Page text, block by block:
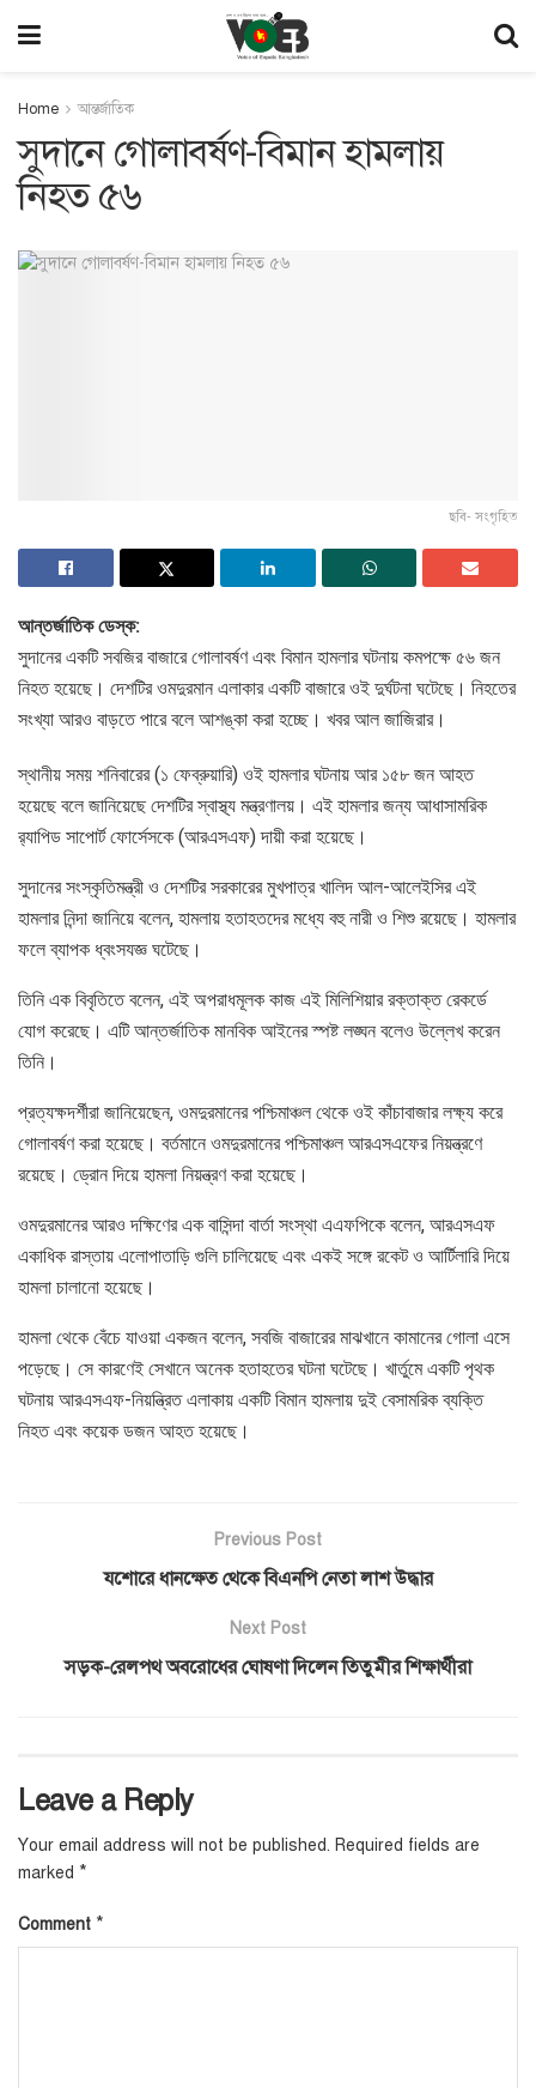
Home আন্তর্জাতিক
সুদানে গোলাবর্ষণ-বিমান হামলায়
নিহত ৫৬
ছবি- সংগৃহিত
আন্তর্জাতিক ডেস্ক:
সুদানের একটি সবজির বাজারে গোলাবর্ষণ এবং বিমান হামলার ঘটনায় কমপক্ষে ৫৬ জন
নিহত হয়েছে। দেশটির ওমদুরমান এলাকার একটি বাজারে ওই দুর্ঘটনা ঘটেছে। নিহতের
সংখ্যা আরও বাড়তে পারে বলে আশঙ্কা করা হচ্ছে। খবর আল জাজিরার।
স্থানীয় সময় শনিবারের (১ ফেব্রুয়ারি) ওই হামলার ঘটনায় আর ১৫৮ জন আহত
হয়েছে বলে জানিয়েছে দেশটির স্বাস্থ্য মন্ত্রণালয়। এই হামলার জন্য আধাসামরিক
র‌্যাপিড সাপোর্ট ফোর্সেসকে (আরএসএফ) দায়ী করা হয়েছে।
সুদানের সংস্কৃতিমন্ত্রী ও দেশটির সরকারের মুখপাত্র খালিদ আল-আলেইসির এই
হামলার নিন্দা জানিয়ে বলেন, হামলায় হতাহতদের মধ্যে বহু নারী ও শিশু রয়েছে। হামলার
ফলে ব্যাপক ধ্বংসযজ্ঞ ঘটেছে।
তিনি এক বিবৃতিতে বলেন, এই অপরাধমূলক কাজ এই মিলিশিয়ার রক্তাক্ত রেকর্ডে
যোগ করেছে। এটি আন্তর্জাতিক মানবিক আইনের স্পষ্ট লঙ্ঘন বলেও উল্লেখ করেন
তিনি।
প্রত্যক্ষদর্শীরা জানিয়েছেন, ওমদুরমানের পশ্চিমাঞ্চল থেকে ওই কাঁচাবাজার লক্ষ্য করে
গোলাবর্ষণ করা হয়েছে। বর্তমানে ওমদুরমানের পশ্চিমাঞ্চল আরএসএফের নিয়ন্ত্রণে
রয়েছে। ড্রোন দিয়ে হামলা নিয়ন্ত্রণ করা হয়েছে।
ওমদুরমানের আরও দক্ষিণের এক বাসিন্দা বার্তা সংস্থা এএফপিকে বলেন, আরএসএফ
একাধিক রাস্তায় এলোপাতাড়ি গুলি চালিয়েছে এবং একই সঙ্গে রকেট ও আর্টিলারি দিয়ে
হামলা চালানো হয়েছে।
হামলা থেকে বেঁচে যাওয়া একজন বলেন, সবজি বাজারের মাঝখানে কামানের গোলা এসে
পড়েছে। সে কারণেই সেখানে অনেক হতাহতের ঘটনা ঘটেছে। খার্তুমে একটি পৃথক
ঘটনায় আরএসএফ-নিয়ন্ত্রিত এলাকায় একটি বিমান হামলায় দুই বেসামরিক ব্যক্তি
নিহত এবং কয়েক ডজন আহত হয়েছে।
Previous Post
যশোরে ধানক্ষেত থেকে বিএনপি নেতা লাশ উদ্ধার
Next Post
সড়ক-রেলপথ অবরোধের ঘোষণা দিলেন তিতুমীর শিক্ষার্থীরা
Leave a Reply
Your email address will not be published. Required fields are
marked *
Comment *